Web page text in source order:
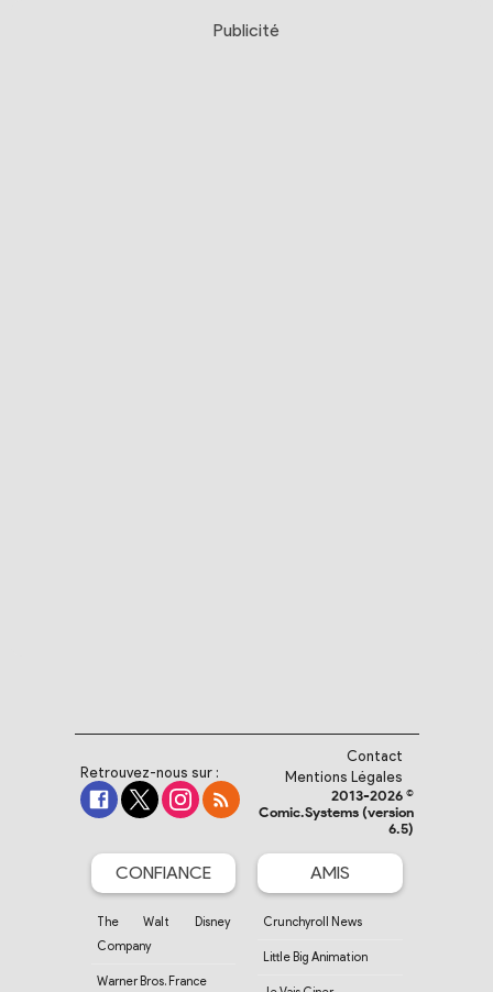
Publicité
Retrouvez-nous sur :
Contact
Mentions Légales
2013-2026 ©
Comic.Systems (version
6.5)
CONFIANCE
The Walt Disney
Company
Warner Bros. France
AMIS
Crunchyroll News
Little Big Animation